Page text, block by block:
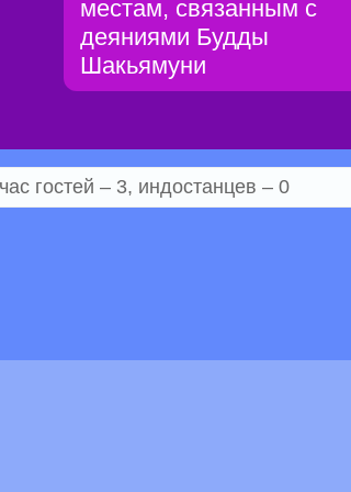
местам, связанным с
деяниями Будды
Шакьямуни
гостей – 3, индостанцев – 0